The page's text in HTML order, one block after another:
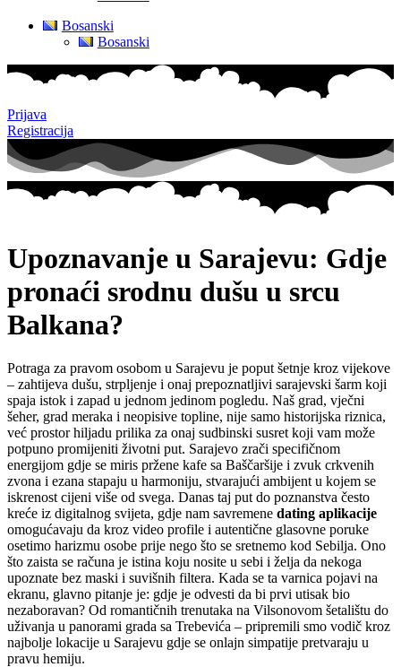
Bosanski
Bosanski
Prijava
Registracija
Upoznavanje u Sarajevu: Gdje
pronaći srodnu dušu u srcu
Balkana?
Potraga za pravom osobom u Sarajevu je poput šetnje kroz vijekove
– zahtijeva dušu, strpljenje i onaj prepoznatljivi sarajevski šarm koji
spaja istok i zapad u jednom jedinom pogledu. Naš grad, vječni
šeher, grad meraka i neopisive topline, nije samo historijska riznica,
već prostor hiljadu prilika za onaj sudbinski susret koji vam može
potpuno promijeniti životni put. Sarajevo zrači specifičnom
energijom gdje se miris pržene kafe sa Baščaršije i zvuk crkvenih
zvona i ezana stapaju u harmoniju, stvarajući ambijent u kojem se
iskrenost cijeni više od svega. Danas taj put do poznanstva često
kreće iz digitalnog svijeta, gdje nam savremene dating aplikacije
omogućavaju da kroz video profile i autentične glasovne poruke
osetimo harizmu osobe prije nego što se sretnemo kod Sebilja. Ono
što zaista se računa je istina koju nosite u sebi i želja da nekoga
upoznate bez maski i suvišnih filtera. Kada se ta varnica pojavi na
ekranu, glavno pitanje je: gdje je odvesti da bi prvi utisak bio
nezaboravan? Od romantičnih trenutaka na Vilsonovom šetalištu do
uživanja u panorami grada sa Trebevića – pripremili smo vodič kroz
najbolje lokacije u Sarajevu gdje se onlajn simpatije pretvaraju u
pravu hemiju.